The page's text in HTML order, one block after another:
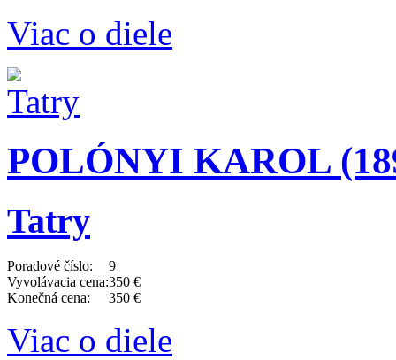
Viac o diele
POLÓNYI KAROL
Tatry
Poradové číslo:
9
Vyvolávacia cena:350 €
Konečná cena:
350 €
Viac o diele